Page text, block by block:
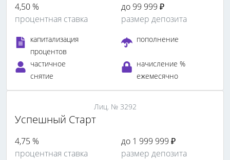
4,50 %
процентная ставка
до 99 999 ₽
размер депозита
капитализация
процентов
пополнение
частичное
снятие
начисление %
ежемесячно
Лиц. № 3292
Успешный Старт
4,75 %
процентная ставка
до 1 999 999 ₽
размер депозита